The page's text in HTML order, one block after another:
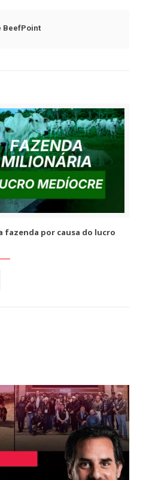
BeefPoint
fazenda por causa do lucro